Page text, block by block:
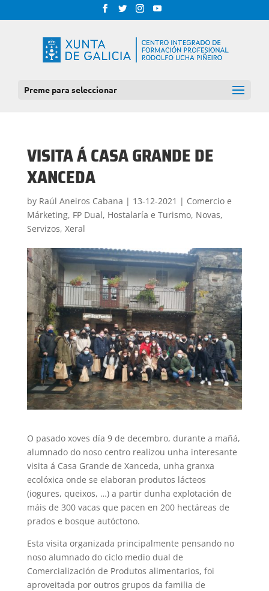
Preme para seleccionar
VISITA Á CASA GRANDE DE
XANCEDA
by Raúl Aneiros Cabana | 13-12-2021 | Comercio e
Márketing, FP Dual, Hostalaría e Turismo, Novas,
Servizos, Xeral
O pasado xoves día 9 de decembro, durante a mañá,
alumnado do noso centro realizou unha interesante
visita á Casa Grande de Xanceda, unha granxa
ecolóxica onde se elaboran produtos lácteos
(iogures, queixos, …) a partir dunha explotación de
máis de 300 vacas que pacen en 200 hectáreas de
prados e bosque autóctono.
Esta visita organizada principalmente pensando no
noso alumnado do ciclo medio dual de
Comercialización de Produtos alimentarios, foi
aproveitada por outros grupos da familia de